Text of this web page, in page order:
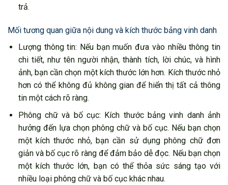
trả.
Mối tương quan giữa nội dung và kích thước bảng vinh danh
Lượng thông tin: Nếu bạn muốn đưa vào nhiều thông tin
chi tiết, như tên người nhận, thành tích, lời chúc, và hình
ảnh, bạn cần chọn một kích thước lớn hơn. Kích thước nhỏ
hơn có thể không đủ không gian để hiển thị tất cả thông
tin một cách rõ ràng.
Phông chữ và bố cục: Kích thước bảng vinh danh ảnh
hưởng đến lựa chọn phông chữ và bố cục. Nếu bạn chọn
một kích thước nhỏ, bạn cần sử dụng phông chữ đơn
giản và bố cục rõ ràng để đảm bảo dễ đọc. Nếu bạn chọn
một kích thước lớn, bạn có thể thỏa sức sáng tạo với
nhiều loại phông chữ và bố cục khác nhau.